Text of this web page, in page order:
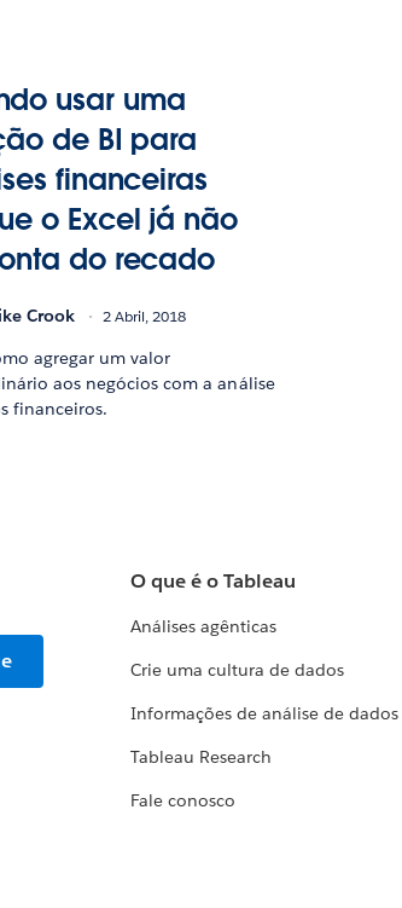
usar uma
de BI para
financeiras
o Excel já não
do recado
Crook 2 Abril, 2018
agregar um valor
aos negócios com a análise
financeiros.
O que é o Tableau
Análises agênticas
Crie uma cultura de dados
Informações de análise de dados
Tableau Research
Fale conosco